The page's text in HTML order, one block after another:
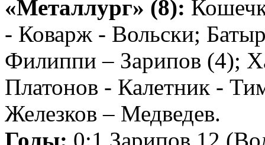
«Металлург» (8):
- Коварж - Вольски;
Филиппи – Зарипов (4);
Платонов - Калетник -
Железков – Медведев.
Голы: 0:1 Зарипов 12